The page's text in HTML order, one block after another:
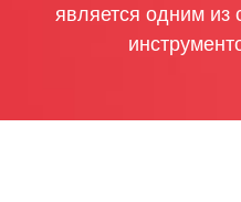
является одним